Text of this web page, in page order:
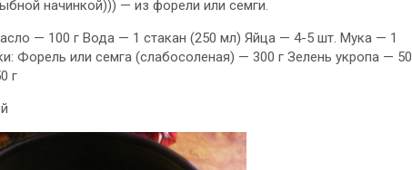
начинкой))) — из форели или семги.
— 100 г Вода — 1 стакан (250 мл) Яйца — 4-5 шт. Мука — 1
Форель или семга (слабосоленая) — 300 г Зелень укропа — 50
г